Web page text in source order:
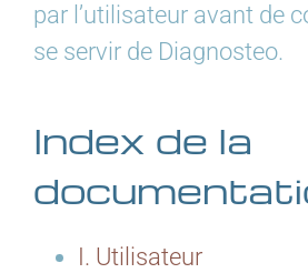
par l’utilisateur avant de
se servir de Diagnosteo.
Index de la
I. Utilisateur